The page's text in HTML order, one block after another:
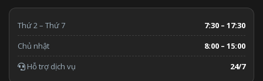
Thứ 2 – Thứ 7
7:30 – 17:30
Chủ nhật
8:00 – 15:00
Hỗ trợ dịch vụ
24/7